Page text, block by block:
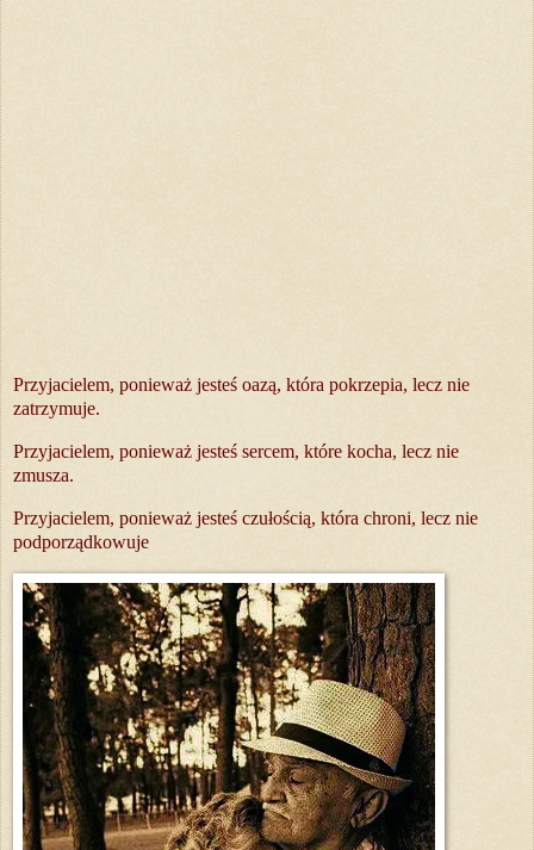
Przyjacielem, ponieważ jesteś oazą, która pokrzepia, lecz nie
zatrzymuje.
Przyjacielem, ponieważ jesteś sercem, które kocha, lecz nie
zmusza.
Przyjacielem, ponieważ jesteś czułością, która chroni, lecz nie
podporządkowuje